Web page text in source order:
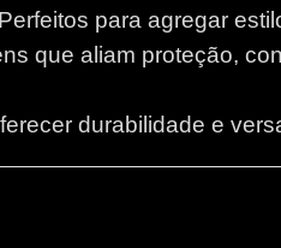
para agregar
que aliam proteção,
durabilidade e